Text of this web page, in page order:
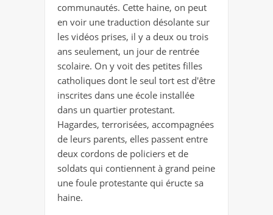
communautés. Cette haine, on peut
en voir une traduction désolante sur
les vidéos prises, il y a deux ou trois
ans seulement, un jour de rentrée
scolaire. On y voit des petites filles
catholiques dont le seul tort est d'être
inscrites dans une école installée
dans un quartier protestant.
Hagardes, terrorisées, accompagnées
de leurs parents, elles passent entre
deux cordons de policiers et de
soldats qui contiennent à grand peine
une foule protestante qui éructe sa
haine.